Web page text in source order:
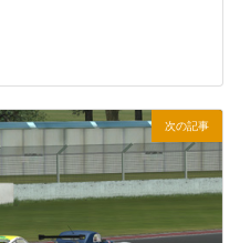
次の記事